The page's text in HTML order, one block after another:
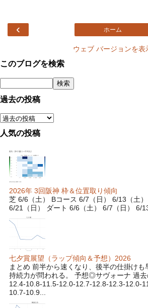
‹ ホーム
ウェブ バージョンを表
このブログを検索
過去の投稿
人気の投稿
2026年 3回阪神 枠＆位置取り傾向
芝 6/6（土） Bコース 6/7（日） 6/13（土
6/21（日） ダート 6/6（土） 6/7（日） 6/
七夕賞展望（ラップ傾向＆予想）2026
まとめ 前半から速くなり、後半の仕掛けも
持続力が問われる。 予想◎サヴォーナ 過
12.4-10.8-11.5-12.0-12.7-12.8-12.3-12.0-
10.7-10.9...